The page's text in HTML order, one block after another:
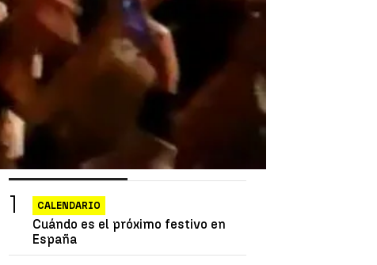
Las más vistas Lo último
CALENDARIO
Cuándo es el próximo festivo en
España